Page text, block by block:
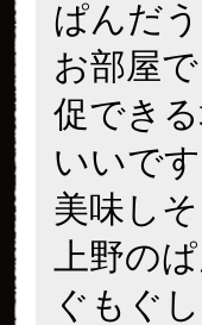
ぱんだ
お部屋
促でき
いいです
美味し
上野の
ぐもぐ